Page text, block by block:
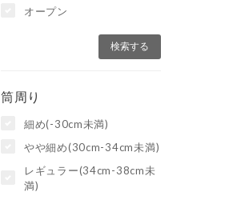
オープン
筒周り
細め(-30cm未満)
やや細め(30cm-34cm未満)
レギュラー(34cm-38cm未
満)